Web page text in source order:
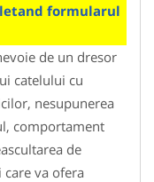
formularul
de un dresor
catelului cu
nesupunerea
comportament
de
va ofera